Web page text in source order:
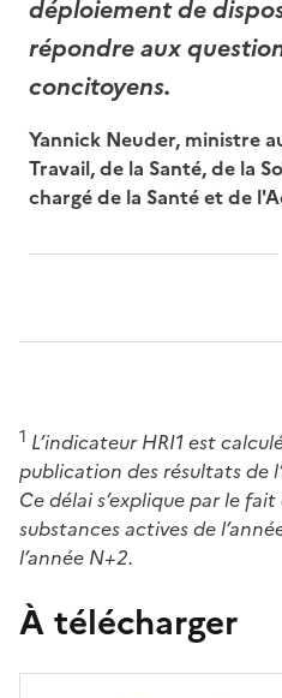
déploiement de
répondre aux
concitoyens.
Yannick Neuder, ministre
Travail, de la Santé, de la
chargé de la Santé et de
1 L’indicateur HRI1 est
publication des résultats de
Ce délai s’explique par le
substances actives de
l’année N+2.
À télécharger